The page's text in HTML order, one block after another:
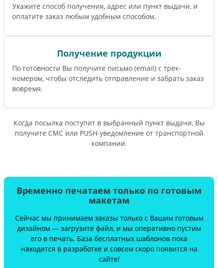
Укажите способ получения, адрес или пункт выдачи, и
оплатите заказ любым удобным способом.
Получение продукции
По готовности Вы получите письмо (email) c трек-
номером, чтобы отследить отправление и забрать заказ
вовремя.
Когда посылка поступит в выбранный пункт выдачи, Вы
получите СМС или PUSH-уведомление от транспортной
компании.
Временно печатаем только по готовым
макетам
Сейчас мы принимаем заказы только с Вашим готовым
дизайном — загрузите файл, и мы оперативно пустим
его в печать. База бесплатных шаблонов пока
находится в разработке и совсем скоро появится на
сайте!